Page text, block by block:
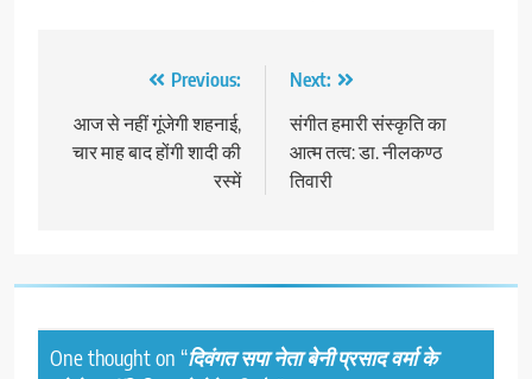
navigation
Previous:
आज से नहीं गूंजेगी शहनाई,
चार माह बाद होंगी शादी की
रस्में
Next:
संगीत हमारी संस्कृति का
आत्म तत्व: डा. नीलकण्ठ
तिवारी
One thought on “दिवंगत सपा नेता बेनी प्रसाद वर्मा के